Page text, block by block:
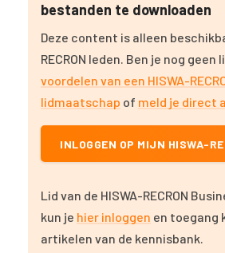
bestanden te downloaden
Deze content is alleen
RECRON leden. Ben je nog geen
voordelen van een HISWA-
lidmaatschap of meld je direct
INLOGGEN OP MIJN HISWA-
Lid van de HISWA-RECRON
kun je hier inloggen en toegang
artikelen van de kennisbank.